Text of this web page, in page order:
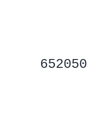
652050